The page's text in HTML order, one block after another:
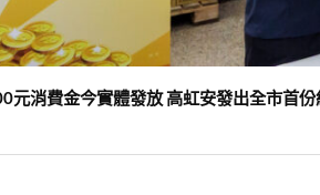
元消費金今實體發放 高虹安發出全市首份